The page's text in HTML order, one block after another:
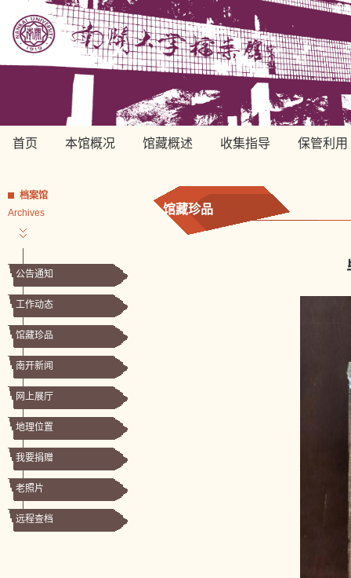
首页 本馆概况 馆藏概述 收集指导 保管利用
档案馆
Archives
公告通知
工作动态
馆藏珍品
南开新闻
网上展厅
地理位置
我要捐赠
老照片
远程查档
馆藏珍品